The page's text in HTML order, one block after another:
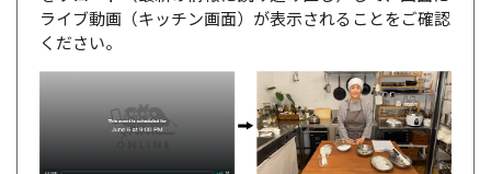
ライブ動画（キッチン画面）が表示されることをご確認
ください。